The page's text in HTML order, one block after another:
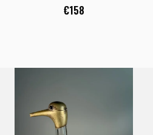
€158